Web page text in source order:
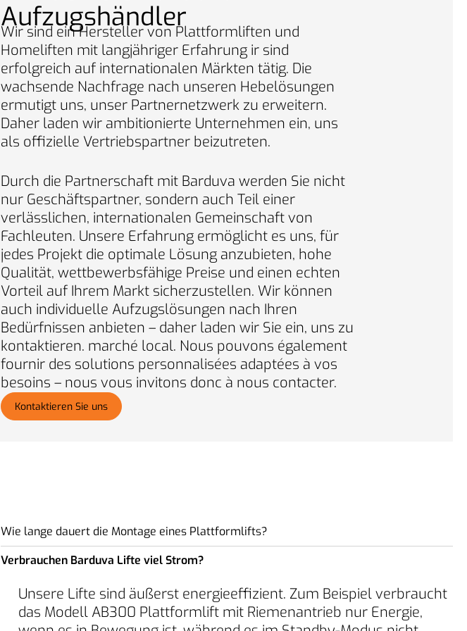
Aufzugshändler
Wir sind ein Hersteller von Plattformliften und
Homeliften mit langjähriger Erfahrung ir sind
erfolgreich auf internationalen Märkten tätig. Die
wachsende Nachfrage nach unseren Hebelösungen
ermutigt uns, unser Partnernetzwerk zu erweitern.
Daher laden wir ambitionierte Unternehmen ein, uns
als offizielle Vertriebspartner beizutreten.
Durch die Partnerschaft mit Barduva werden Sie nicht
nur Geschäftspartner, sondern auch Teil einer
verlässlichen, internationalen Gemeinschaft von
Fachleuten. Unsere Erfahrung ermöglicht es uns, für
jedes Projekt die optimale Lösung anzubieten, hohe
Qualität, wettbewerbsfähige Preise und einen echten
Vorteil auf Ihrem Markt sicherzustellen. Wir können
auch individuelle Aufzugslösungen nach Ihren
Bedürfnissen anbieten – daher laden wir Sie ein, uns zu
kontaktieren. marché local. Nous pouvons également
fournir des solutions personnalisées adaptées à vos
besoins – nous vous invitons donc à nous contacter.
Kontaktieren Sie uns
Wie lange dauert die Montage eines Plattformlifts?
Im Gegensatz zu herkömmlichen Aufzügen, deren Installation
Wochen dauern kann, nimmt die Montage eines Barduva
Plattformlifts (z. B. SB200 oder AB300) an einem vorbereiteten
Standort in der Regel nur 2 bis 4 Arbeitstage in Anspruch. Da
Verbrauchen Barduva Lifte viel Strom?
Unsere Lifte sind äußerst energieeffizient. Zum Beispiel verbraucht
das Modell AB300 Plattformlift mit Riemenantrieb nur Energie,